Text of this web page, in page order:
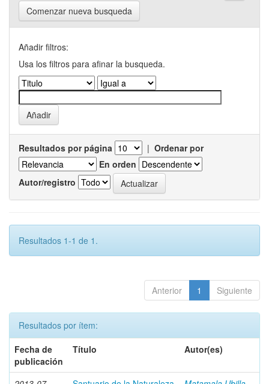
Comenzar nueva busqueda
Añadir filtros:
Usa los filtros para afinar la busqueda.
Resultados por página | Ordenar por
En orden
Autor/registro
Resultados 1-1 de 1.
Anterior 1 Siguiente
Resultados por ítem:
Fecha de
publicación
Título Autor(es)